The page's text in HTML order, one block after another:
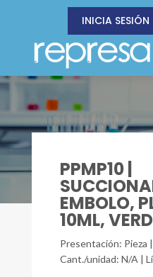
INICIA SESIÓN
PPMP10 |
EMBOLO,
10ML,
Presentación: Pieza
Cant./unidad: N/A |